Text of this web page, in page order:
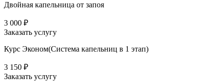
Двойная капельница от запоя
3 000 ₽
Заказать услугу
Курс Эконом(Система капельниц в 1 этап)
3 150 ₽
Заказать услугу